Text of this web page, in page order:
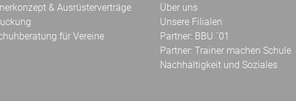
& Ausrüsterverträge
für Vereine
Über uns
Unsere Filialen
Partner: BBU ´01
Partner: Trainer machen Schule
Nachhaltigkeit und Soziales